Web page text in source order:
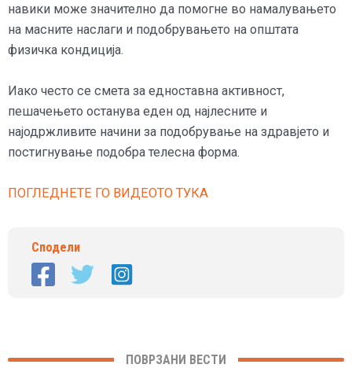
навики може значително да помогне во намалувањето
на масните наслаги и подобрувањето на општата
физичка кондиција.
Иако често се смета за едноставна активност,
пешачењето останува еден од најлесните и
најодржливите начини за подобрување на здравјето и
постигнување подобра телесна форма.
ПОГЛЕДНЕТЕ ГО ВИДЕОТО ТУКА
Сподели
ПОВРЗАНИ ВЕСТИ